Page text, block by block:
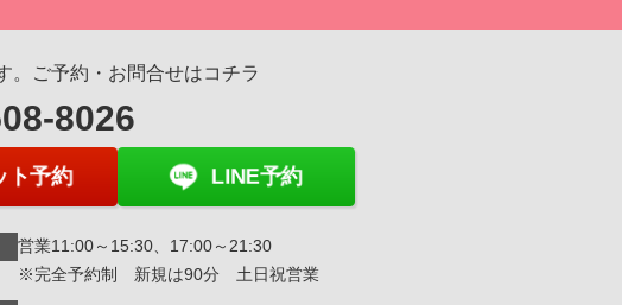
。ご予約・お問合せはコチラ
8026
ト予約 LINE予約
営業11:00～15:30、17:00～21:30
※完全予約制 新規は90分 土日祝営業